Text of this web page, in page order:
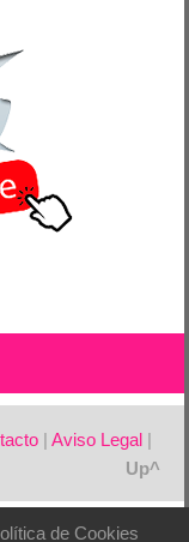
|Aviso Legal |
de Cookies